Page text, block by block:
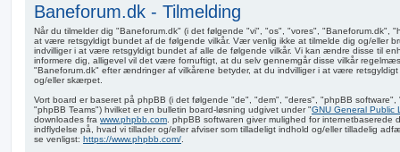
Baneforum.dk - Tilmelding
Når du tilmelder dig "Baneforum.dk" (i det følgende "vi", "os", "vores", "Baneforum.dk",
at være retsgyldigt bundet af de følgende vilkår. Vær venlig ikke at tilmelde dig og/eller
indvilliger i at være retsgyldigt bundet af alle de følgende vilkår. Vi kan ændre disse til
informere dig, alligevel vil det være fornuftigt, at du selv gennemgår disse vilkår
"Baneforum.dk" efter ændringer af vilkårene betyder, at du indvilliger i at være
og/eller skærpet.
Vort board er baseret på phpBB (i det følgende "de", "dem", "deres", "phpBB software",
"phpBB Teams") hvilket er en bulletin board-løsning udgivet under "GNU General Public
downloades fra www.phpbb.com . phpBB softwaren giver mulighed for
indflydelse på, hvad vi tillader og/eller afviser som tilladeligt indhold og/eller tilladelig
se venligst: https://www.phpbb.com/